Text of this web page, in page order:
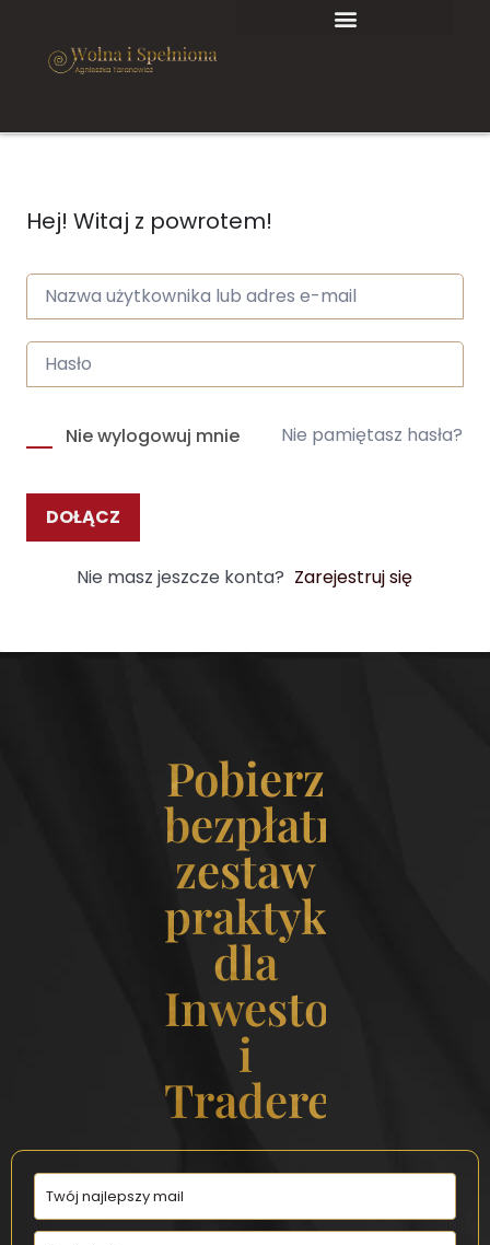
Hej! Witaj z powrotem!
Nie wylogowuj mnie Nie pamiętasz hasła?
DOŁĄCZ
Nie masz jeszcze konta? Zarejestruj się
Pobierz
bezpłatny
zestaw
praktyk
dla
Inwestorek
i
Traderek